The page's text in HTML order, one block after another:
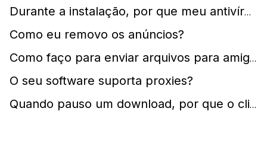
Durante a instalação, por que meu antivírus sinaliza o µTorrent como malware?
Como eu removo os anúncios?
Como faço para enviar arquivos para amigos e familiares?
O seu software suporta proxies?
Quando pauso um download, por que o cliente torrent continua baixando ou carregando?